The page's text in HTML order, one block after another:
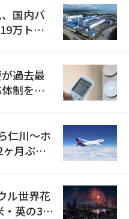
国内バ
万トン
過去最
制を点
仁川〜ホ
月ぶり
ル世界花
英の3カ